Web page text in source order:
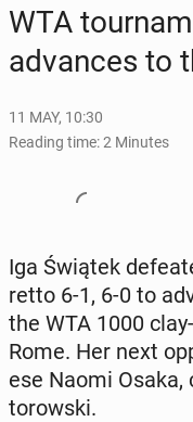
WTA
ad­vances to
11 MAY, 10:30
Reading time: 2 Minutes
Iga Świątek
ret­to 6-1, 6-0 to
the WTA 1000
Rome. Her next
ese Naomi
torows­ki.